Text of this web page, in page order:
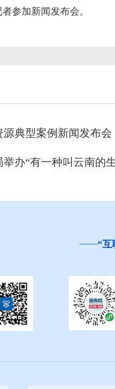
参加新闻发布会。
典型案例新闻发布会
办“有一种叫云南的
云南省营商环